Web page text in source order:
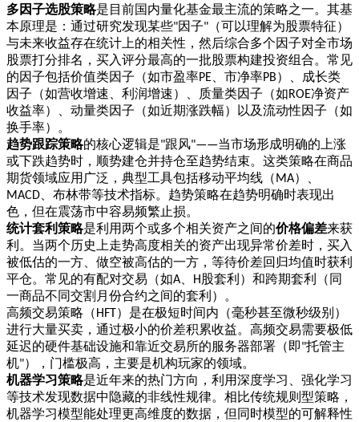
多因子选股策略是目前国内量化基金最主流的策略之一。其基
本原理是：通过研究发现某些"因子" （可以理解为股票特征）
与未来收益存在统计上的相关性，然后综合多个因子对全市场
股票打分排名，买入评分最高的一批股票构建投资组合。常见
的因子包括价值类因子（如市盈率PE 、市净率PB）、成长类
因子（如营收增速、利润增速）、质量类因子（如ROE净资产
收益率）、动量类因子（如近期涨跌幅）以及流动性因子（如
换手率）。
趋势跟踪策略的核心逻辑是"跟风"——当市场形成明确的上涨
或下跌趋势时，顺势建仓并持仓至趋势结束。这类策略在商品
期货领域应用广泛，典型工具包括移动平均线（ MA）、
MACD 、布林带等技术指标。趋势策略在趋势明确时表现出
色，但在震荡市中容易频繁止损。
统计套利策略是利用两个或多个相关资产之间的价格偏差来获
利。当两个历史上走势高度相关的资产出现异常价差时，买入
被低估的一方、做空被高估的一方，等待价差回归均值时获利
平仓。常见的有配对交易（如A H 股套利）和跨期套利（同
一商品不同交割月份合约之间的套利）。
高频交易策略（ HFT）是在极短时间内（毫秒甚至微秒级别）
进行大量买卖，通过极小的价差积累收益。高频交易需要极低
延迟的硬件基础设施和靠近交易所的服务器部署（即"托管主
机"），门槛极高，主要是机构玩家的领域。
机器学习策略是近年来的热门方向，利用深度学习、强化学习
等技术发现数据中隐藏的非线性规律。相比传统规则型策略，
机器学习模型能处理更高维度的数据，但同时模型的可解释性